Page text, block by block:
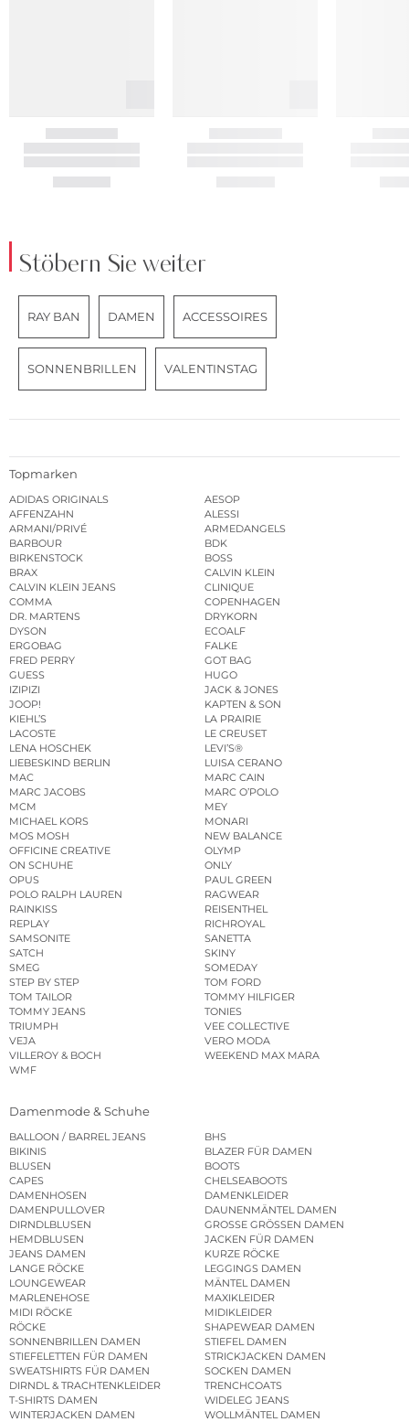
Stöbern Sie weiter
RAY BAN DAMEN ACCESSOIRES
SONNENBRILLEN VALENTINSTAG
Topmarken
ADIDAS ORIGINALS
AESOP
AFFENZAHN
ALESSI
ARMANI/PRIVÉ
ARMEDANGELS
BARBOUR
BDK
BIRKENSTOCK
BOSS
BRAX
CALVIN KLEIN
CALVIN KLEIN JEANS
CLINIQUE
COMMA
COPENHAGEN
DR. MARTENS
DRYKORN
DYSON
ECOALF
ERGOBAG
FALKE
FRED PERRY
GOT BAG
GUESS
HUGO
IZIPIZI
JACK & JONES
JOOP!
KAPTEN & SON
KIEHL’S
LA PRAIRIE
LACOSTE
LE CREUSET
LENA HOSCHEK
LEVI’S®
LIEBESKIND BERLIN
LUISA CERANO
MAC
MARC CAIN
MARC JACOBS
MARC O’POLO
MCM
MEY
MICHAEL KORS
MONARI
MOS MOSH
NEW BALANCE
OFFICINE CREATIVE
OLYMP
ON SCHUHE
ONLY
OPUS
PAUL GREEN
POLO RALPH LAUREN
RAGWEAR
RAINKISS
REISENTHEL
REPLAY
RICHROYAL
SAMSONITE
SANETTA
SATCH
SKINY
SMEG
SOMEDAY
STEP BY STEP
TOM FORD
TOM TAILOR
TOMMY HILFIGER
TOMMY JEANS
TONIES
TRIUMPH
VEE COLLECTIVE
VEJA
VERO MODA
VILLEROY & BOCH
WEEKEND MAX MARA
WMF
Damenmode & Schuhe
BALLOON / BARREL JEANS
BHS
BIKINIS
BLAZER FÜR DAMEN
BLUSEN
BOOTS
CAPES
CHELSEABOOTS
DAMENHOSEN
DAMENKLEIDER
DAMENPULLOVER
DAUNENMÄNTEL DAMEN
DIRNDLBLUSEN
GROSSE GRÖSSEN DAMEN
HEMDBLUSEN
JACKEN FÜR DAMEN
JEANS DAMEN
KURZE RÖCKE
LANGE RÖCKE
LEGGINGS DAMEN
LOUNGEWEAR
MÄNTEL DAMEN
MARLENEHOSE
MAXIKLEIDER
MIDI RÖCKE
MIDIKLEIDER
RÖCKE
SHAPEWEAR DAMEN
SONNENBRILLEN DAMEN
STIEFEL DAMEN
STIEFELETTEN FÜR DAMEN
STRICKJACKEN DAMEN
SWEATSHIRTS FÜR DAMEN
SOCKEN DAMEN
DIRNDL & TRACHTENKLEIDER
TRENCHCOATS
T-SHIRTS DAMEN
WIDELEG JEANS
WINTERJACKEN DAMEN
WOLLMÄNTEL DAMEN